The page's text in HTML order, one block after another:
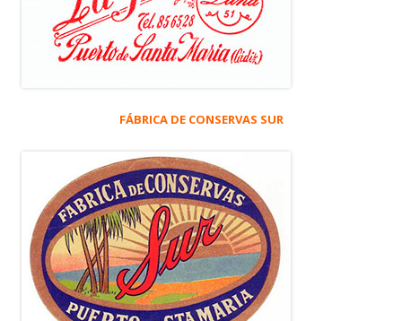
FÁBRICA DE CONSERVAS SUR